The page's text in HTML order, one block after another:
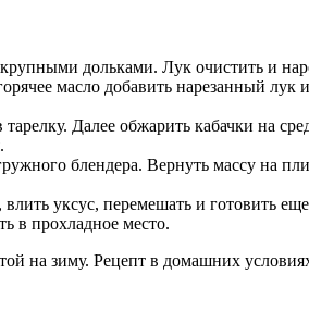
дольками. Лук очистить и
масло добавить нарезанный
Далее обжарить кабачки на
блендера. Вернуть массу на
уксус, перемешать и готовить
в прохладное место.